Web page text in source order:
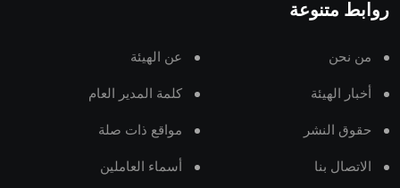
روابط متنوعة
من نحن عن الهيئة
أخبار الهيئة كلمة المدير العام
حقوق النشر مواقع ذات صلة
الاتصال بنا أسماء العاملين